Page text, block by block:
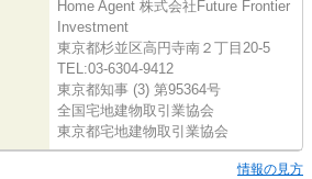
Home Agent 株式会社Future Frontier
Investment
東京都杉並区高円寺南２丁目20-5
TEL:03-6304-9412
東京都知事 (3) 第95364号
全国宅地建物取引業協会
東京都宅地建物取引業協会
情報の見方